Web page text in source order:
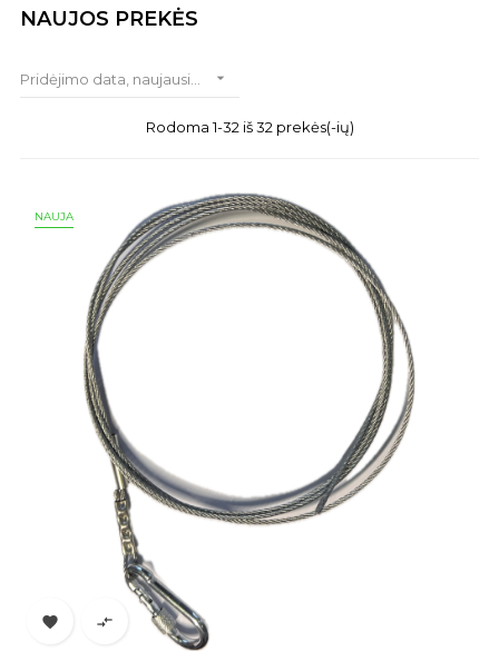
NAUJOS PREKĖS
Pridėjimo data, naujausia - seniausia

Rodoma 1-32 iš 32 prekės(-ių)
NAUJA
 